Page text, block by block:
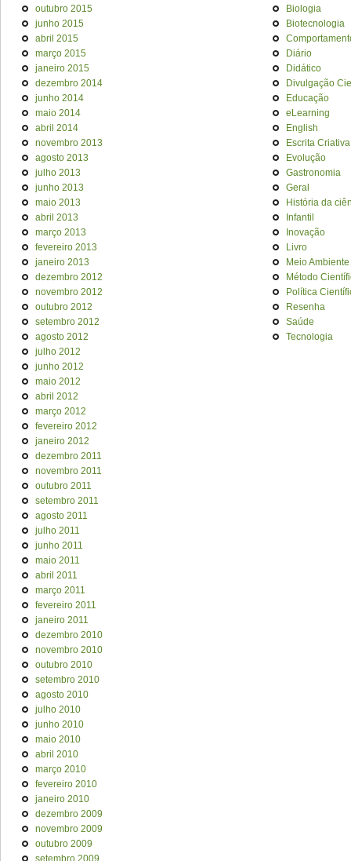
outubro 2015
junho 2015
abril 2015
março 2015
janeiro 2015
dezembro 2014
junho 2014
maio 2014
abril 2014
novembro 2013
agosto 2013
julho 2013
junho 2013
maio 2013
abril 2013
março 2013
fevereiro 2013
janeiro 2013
dezembro 2012
novembro 2012
outubro 2012
setembro 2012
agosto 2012
julho 2012
junho 2012
maio 2012
abril 2012
março 2012
fevereiro 2012
janeiro 2012
dezembro 2011
novembro 2011
outubro 2011
setembro 2011
agosto 2011
julho 2011
junho 2011
maio 2011
abril 2011
março 2011
fevereiro 2011
janeiro 2011
dezembro 2010
novembro 2010
outubro 2010
setembro 2010
agosto 2010
julho 2010
junho 2010
maio 2010
abril 2010
março 2010
fevereiro 2010
janeiro 2010
dezembro 2009
novembro 2009
outubro 2009
setembro 2009
Biologia
Biotecnologia
Diário
Didático
Divulgação
Educação
eLearning
English
Escrita Criativa
Evolução
Gastronomia
Geral
História da
Infantil
Inovação
Livro
Meio Ambiente
Método
Política
Resenha
Saúde
Tecnologia